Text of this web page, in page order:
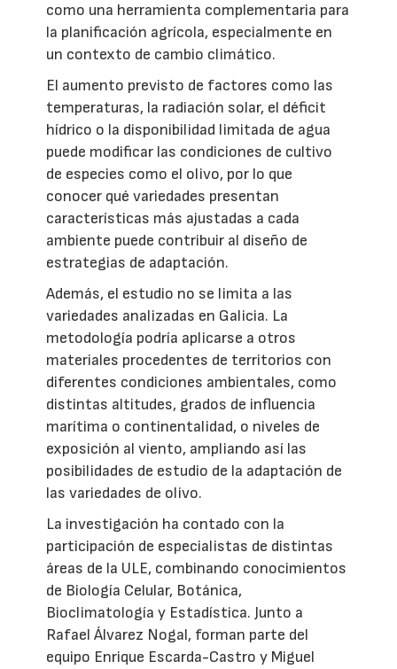
como una herramienta complementaria para
la planificación agrícola, especialmente en
un contexto de cambio climático.
El aumento previsto de factores como las
temperaturas, la radiación solar, el déficit
hídrico o la disponibilidad limitada de agua
puede modificar las condiciones de cultivo
de especies como el olivo, por lo que
conocer qué variedades presentan
características más ajustadas a cada
ambiente puede contribuir al diseño de
estrategias de adaptación.
Además, el estudio no se limita a las
variedades analizadas en Galicia. La
metodología podría aplicarse a otros
materiales procedentes de territorios con
diferentes condiciones ambientales, como
distintas altitudes, grados de influencia
marítima o continentalidad, o niveles de
exposición al viento, ampliando así las
posibilidades de estudio de la adaptación de
las variedades de olivo.
La investigación ha contado con la
participación de especialistas de distintas
áreas de la ULE, combinando conocimientos
de Biología Celular, Botánica,
Bioclimatología y Estadística. Junto a
Rafael Álvarez Nogal, forman parte del
equipo Enrique Escarda-Castro y Miguel